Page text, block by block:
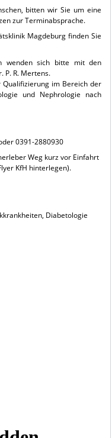
bitten wir Sie um eine
zur Terminabsprache.
Magdeburg finden Sie
wenden sich bitte mit den
P. R. Mertens.
im Bereich der
und Nephrologie nach
0391-2880930
Weg kurz vor Einfahrt
KfH hinterlegen).
Diabetologie